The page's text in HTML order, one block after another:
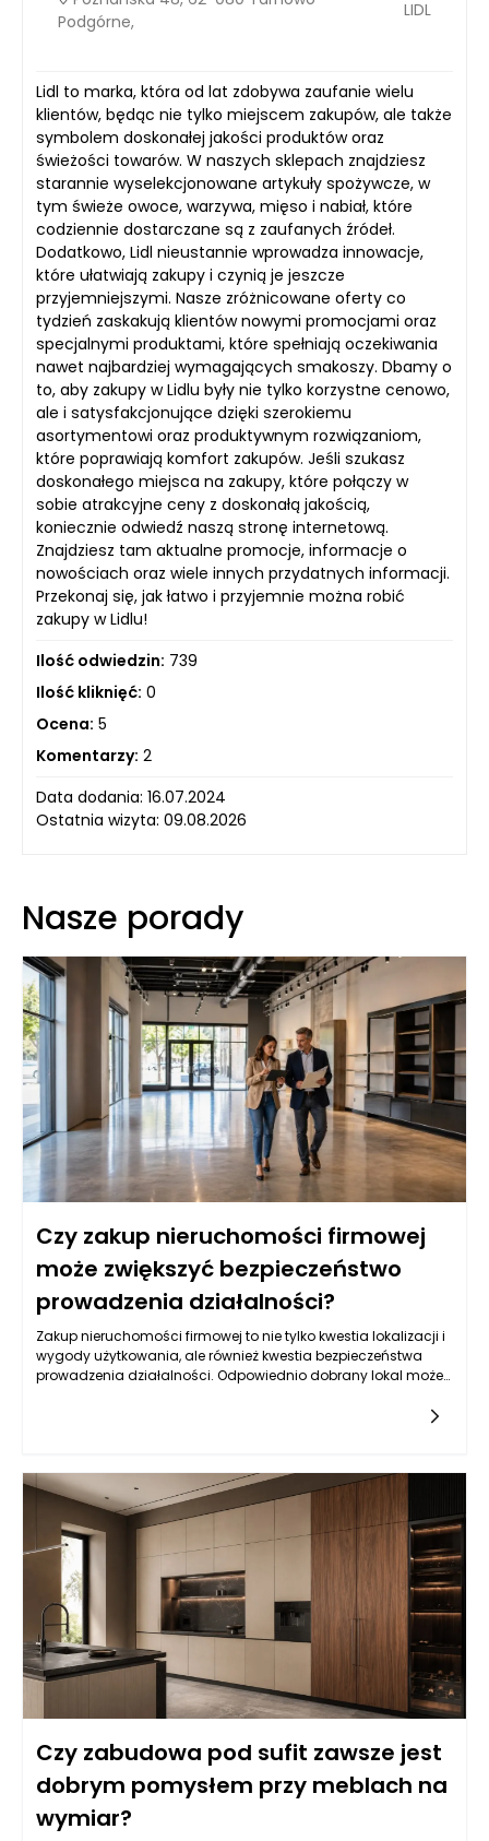
Podgórne,
LIDL
Lidl to marka, która od lat zdobywa zaufanie wielu
klientów, będąc nie tylko miejscem zakupów, ale także
symbolem doskonałej jakości produktów oraz
świeżości towarów. W naszych sklepach znajdziesz
starannie wyselekcjonowane artykuły spożywcze, w
tym świeże owoce, warzywa, mięso i nabiał, które
codziennie dostarczane są z zaufanych źródeł.
Dodatkowo, Lidl nieustannie wprowadza innowacje,
które ułatwiają zakupy i czynią je jeszcze
przyjemniejszymi. Nasze zróżnicowane oferty co
tydzień zaskakują klientów nowymi promocjami oraz
specjalnymi produktami, które spełniają oczekiwania
nawet najbardziej wymagających smakoszy. Dbamy o
to, aby zakupy w Lidlu były nie tylko korzystne cenowo,
ale i satysfakcjonujące dzięki szerokiemu
asortymentowi oraz produktywnym rozwiązaniom,
które poprawiają komfort zakupów. Jeśli szukasz
doskonałego miejsca na zakupy, które połączy w
sobie atrakcyjne ceny z doskonałą jakością,
koniecznie odwiedź naszą stronę internetową.
Znajdziesz tam aktualne promocje, informacje o
nowościach oraz wiele innych przydatnych informacji.
Przekonaj się, jak łatwo i przyjemnie można robić
zakupy w Lidlu!
Ilość odwiedzin: 739
Ilość kliknięć: 0
Ocena: 5
Komentarzy: 2
Data dodania: 16.07.2024
Ostatnia wizyta: 09.08.2026
Nasze porady
Czy zakup nieruchomości firmowej
może zwiększyć bezpieczeństwo
prowadzenia działalności?
Zakup nieruchomości firmowej to nie tylko kwestia lokalizacji i
wygody użytkowania, ale również kwestia bezpieczeństwa
prowadzenia działalności. Odpowiednio dobrany lokal może
finansową firmy. Posiadanie własnej nieruchomości wiąże się
długoterminowych planów rozwojowych. Przemiana z lokalu
wynajmowanego na własny nie tylko daje pewność, że nie
zostaniemy wypchnięci na rynek, ale również pozwala na
lepsze zarządzanie przestrzenią, w której realizujemy nasze
cele biznesowe. Umożliwia to także większą elastyczność przy
dostosowywaniu układu pomieszczeń do zmieniających się
potrzeb firmy, co w dłuższej perspektywie może przyczynić się
do zwiększenia efektywności operacyjnej.
Czy zabudowa pod sufit zawsze jest
dobrym pomysłem przy meblach na
wymiar?